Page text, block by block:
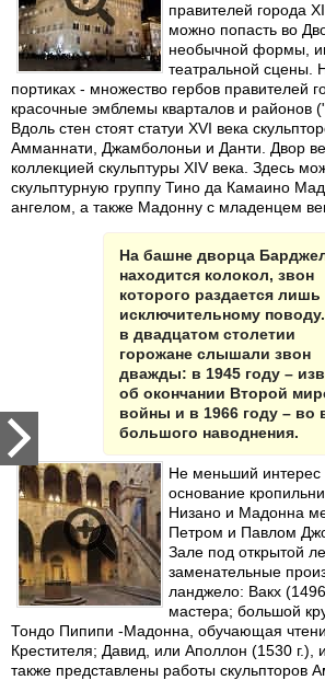
правителей города
можно попасть во
необычной формы,
театральной сцены.
портиках - множество гербов правителей
красочные эмблемы кварталов и районов
Вдоль стен стоят статуи XVI века
Амманнати, Джамболоньи и Данти. Двор
коллекцией скульптуры XIV века. Здесь
скульптурную группу Тино да Камаино
ангелом, а также Мадонну с младенцем
На башне дворца
находится колокол, звон
которого раздается лишь
исключительному
в двадцатом столетии
горожане слышали звон
дважды: в 1945 году –
об окончании Второй
войны и в 1966 году – во
большого наводнения.
Не меньший интерес
основание
Низано и Мадонна
Петром и Павлом
Зале под открытой
заменательные
ланджело: Вакх
мастера; большой
Тондо Пипипи -Мадонна, обучающая
Крестителя; Давид, или Аполлон (1530 г.),
также представлены работы скульпторов